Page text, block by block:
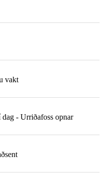
vakt
- Urriðafoss opnar